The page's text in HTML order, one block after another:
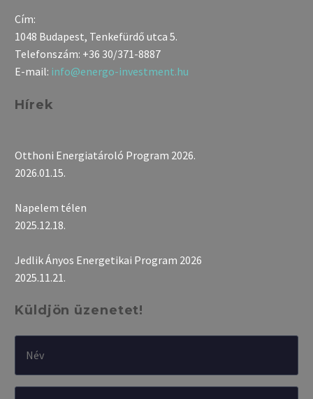
Cím:
1048 Budapest, Tenkefürdő utca 5.
Telefonszám: +36 30/371-8887
E-mail: info@energo-investment.hu
Hírek
Otthoni Energiatároló Program 2026.
2026.01.15.
Napelem télen
2025.12.18.
Jedlik Ányos Energetikai Program 2026
2025.11.21.
Küldjön üzenetet!